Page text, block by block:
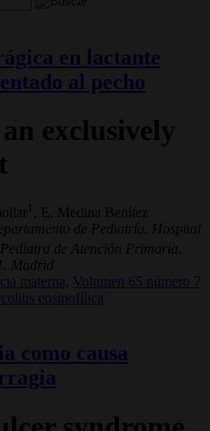
en lactante
al pecho
exclusively
1
, E. Medina Benítez
de Pediatría. Hospital
Pediatra de Atención Primaria.
Madrid
materna,
Volumen 65 número 7
eosinofílica
como causa